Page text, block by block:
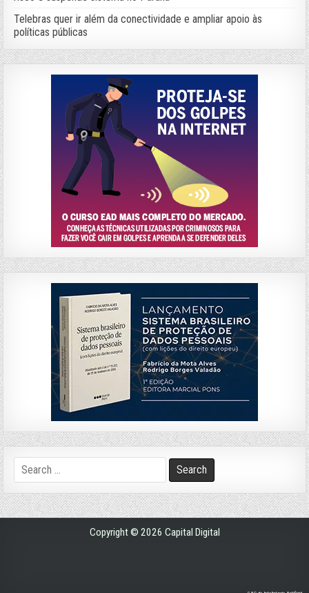
Telebras quer ir além da conectividade e ampliar apoio às
políticas públicas
Search
for:
Copyright © 2026 Capital Digital